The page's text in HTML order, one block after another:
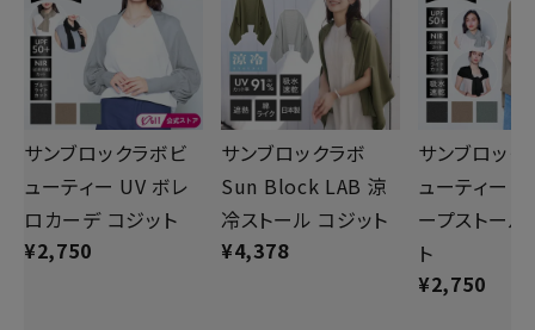
サンブロックラボビ
ューティー UV ボレ
ロカーデ コジット
¥2,750
サンブロックラボ
Sun Block LAB 涼
冷ストール コジット
¥4,378
サンブロック
ューティー
ープストール
ト
¥2,750